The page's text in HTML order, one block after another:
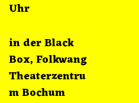
Uhr
in der Black
Box, Folkwang
Theaterzentru
m Bochum